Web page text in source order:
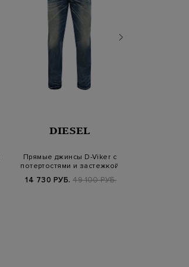
DIESEL
Прямые джинсы D-Viker с
потертостями и застежкой
14 730 РУБ. 49 100 РУБ.